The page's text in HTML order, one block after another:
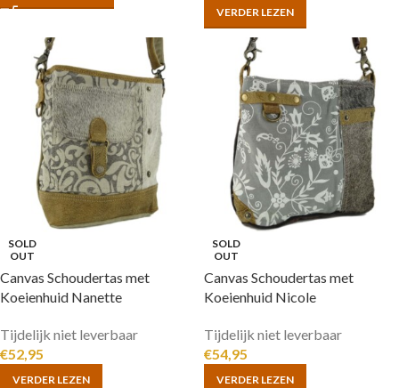
VERDER LEZEN
SOLD
OUT
Canvas Schoudertas met
Koeienhuid Nanette
Tijdelijk niet leverbaar
€52,95
VERDER LEZEN
SOLD
OUT
Canvas Schoudertas met
Koeienhuid Nicole
Tijdelijk niet leverbaar
€54,95
VERDER LEZEN